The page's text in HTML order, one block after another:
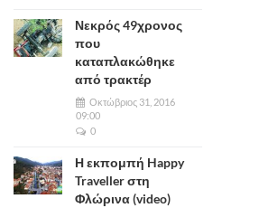
Νεκρός 49χρονος
που
καταπλακώθηκε
από τρακτέρ
Οκτώβριος 31, 2016
09:00
0
Η εκπομπή Happy
Traveller στη
Φλώρινα (video)